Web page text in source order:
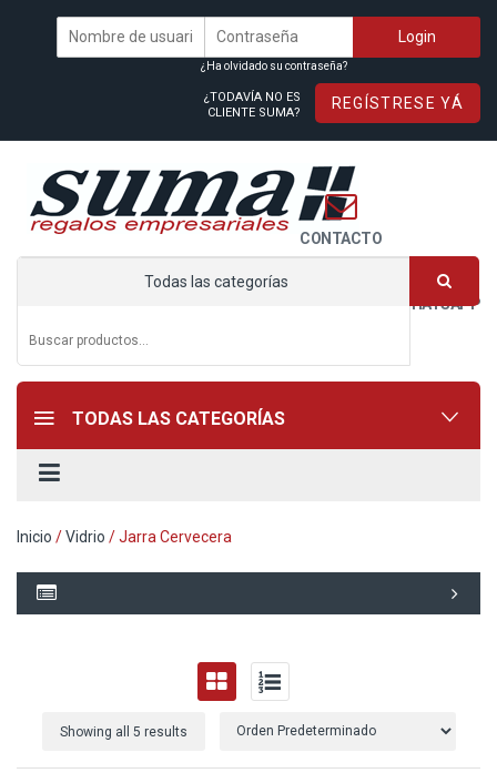
¿Ha olvidado su contraseña?
¿TODAVÍA NO ES
CLIENTE SUMA?
REGÍSTRESE YÁ
WHATSAPP
CONTACTO
Todas las categorías
TODAS LAS CATEGORÍAS
Inicio /Vidrio / Jarra Cervecera
Showing all 5 results